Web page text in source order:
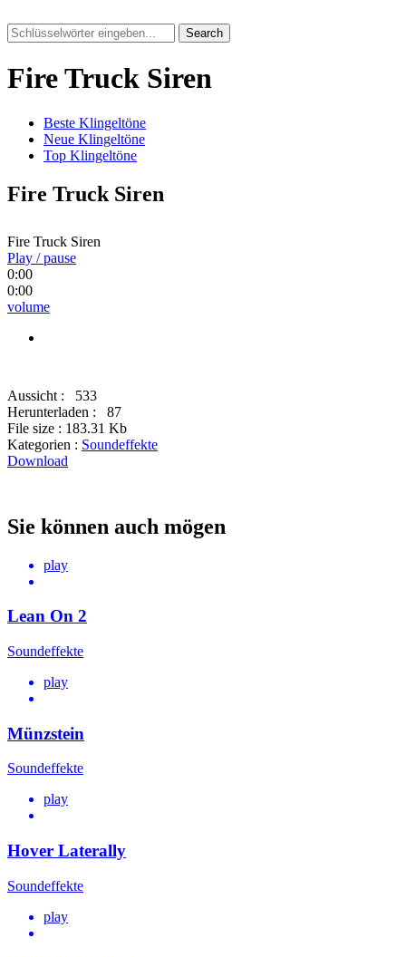
Search
Fire Truck Siren
Beste Klingeltöne
Neue Klingeltöne
Top Klingeltöne
Fire Truck Siren
Fire Truck Siren
Play / pause
0:00
0:00
volume
Aussicht :
533
Herunterladen :
87
File size : 183.31 Kb
Kategorien : Soundeffekte
Download
Sie können auch mögen
play
Lean On 2
Soundeffekte
play
Münzstein
Soundeffekte
play
Hover Laterally
Soundeffekte
play